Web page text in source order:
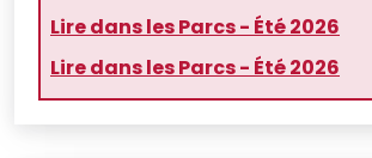
Lire dans les Parcs - Été 2026
Lire dans les Parcs - Été 2026